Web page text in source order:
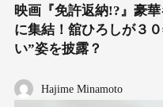
映画『免許返納!?』豪
に集結！舘ひろしが３
い”姿を披露？
Hajime Minamoto